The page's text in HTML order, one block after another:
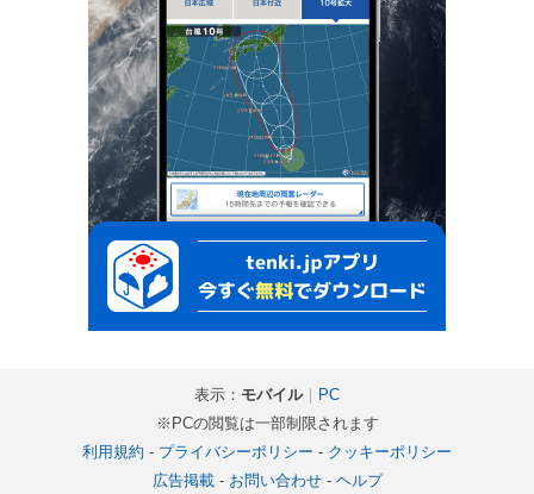
表示： モバイル｜ PC
※PCの閲覧は一部制限されます
利用規約 - プライバシーポリシー - クッキーポリシー
広告掲載- お問い合わせ- ヘルプ